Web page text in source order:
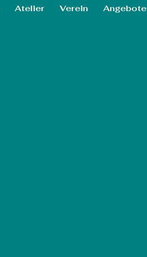
Atelier Verein Angebote